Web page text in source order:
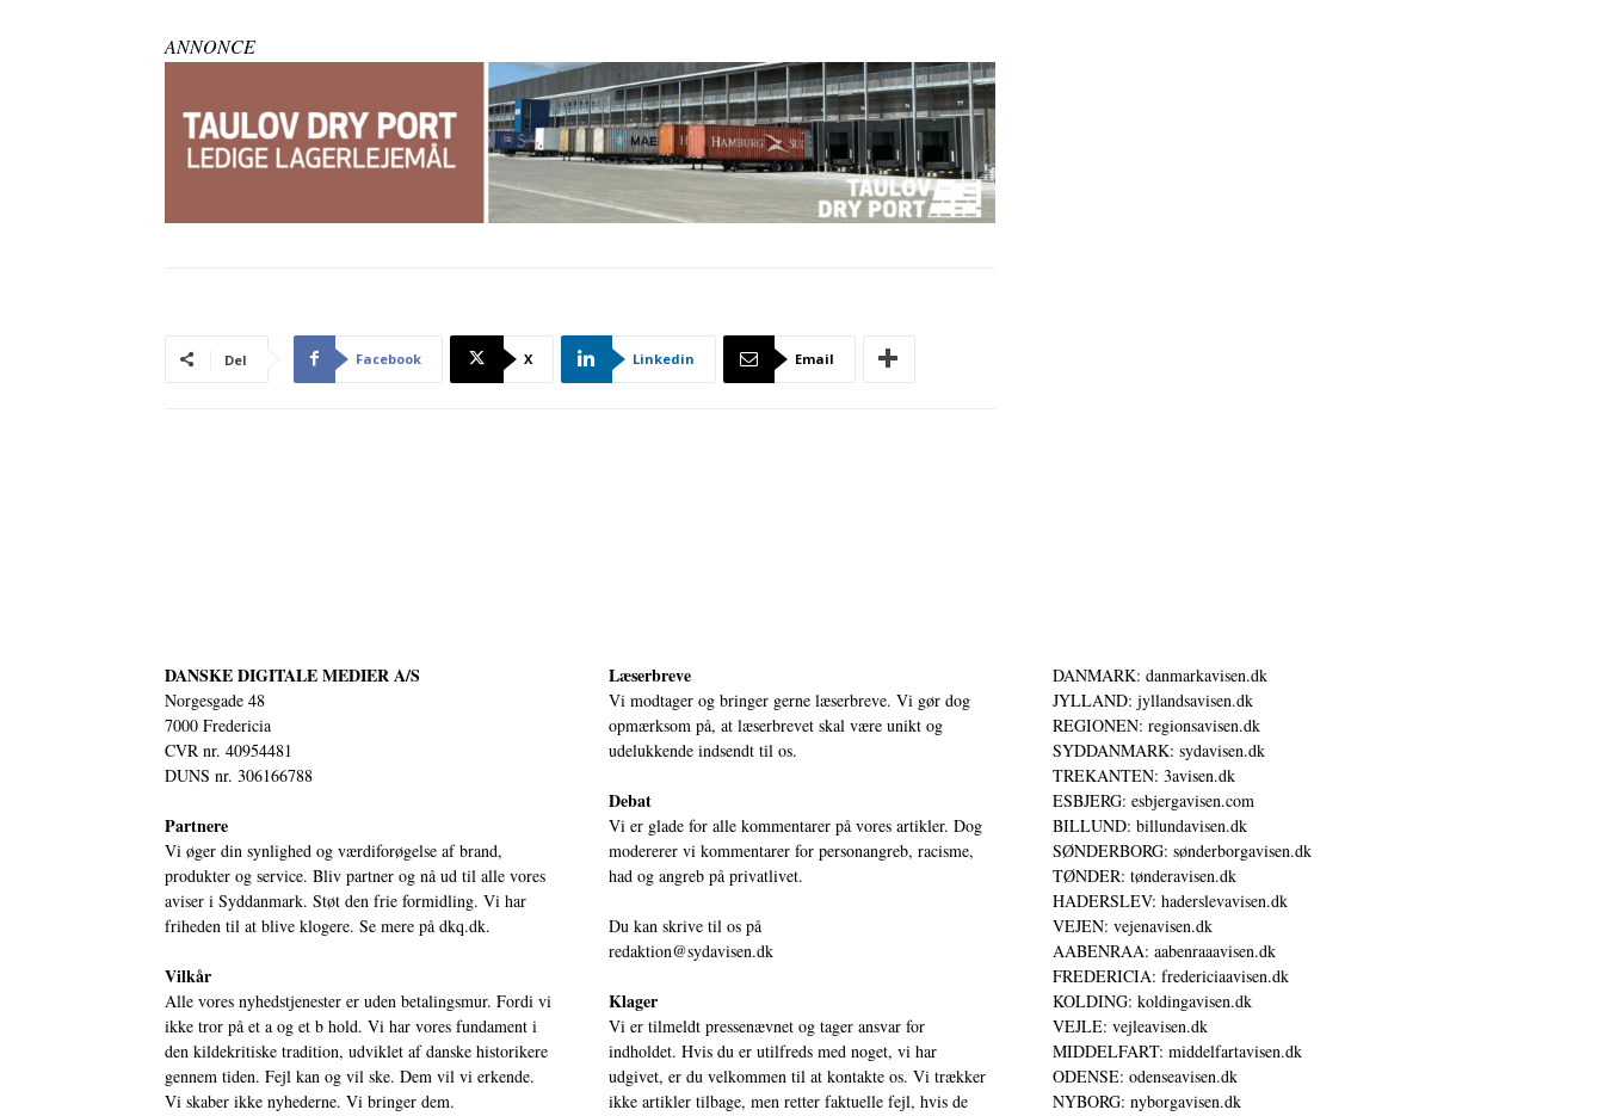
ANNONCE
Del Facebook X Linkedin Email
DANSKE DIGITALE MEDIER A/S
Norgesgade 48
7000 Fredericia
CVR nr. 40954481
DUNS nr. 306166788
Partnere
Vi øger din synlighed og værdiforøgelse af brand,
produkter og service. Bliv partner og nå ud til alle vores
aviser i Syddanmark. Støt den frie formidling. Vi har
friheden til at blive klogere. Se mere på dkq.dk.
Vilkår
Alle vores nyhedstjenester er uden betalingsmur. Fordi vi
ikke tror på et a og et b hold. Vi har vores fundament i
den kildekritiske tradition, udviklet af danske historikere
gennem tiden. Fejl kan og vil ske. Dem vil vi erkende.
Vi skaber ikke nyhederne. Vi bringer dem.
Læserbreve
Vi modtager og bringer gerne læserbreve. Vi gør dog
opmærksom på, at læserbrevet skal være unikt og
udelukkende indsendt til os.
Debat
Vi er glade for alle kommentarer på vores artikler. Dog
modererer vi kommentarer for personangreb, racisme,
had og angreb på privatlivet.
Du kan skrive til os på
redaktion@sydavisen.dk
Klager
Vi er tilmeldt pressenævnet og tager ansvar for
indholdet. Hvis du er utilfreds med noget, vi har
udgivet, er du velkommen til at kontakte os. Vi trækker
ikke artikler tilbage, men retter faktuelle fejl, hvis de
DANMARK: danmarkavisen.dk
JYLLAND: jyllandsavisen.dk
REGIONEN: regionsavisen.dk
SYDDANMARK: sydavisen.dk
TREKANTEN: 3avisen.dk
ESBJERG: esbjergavisen.com
BILLUND: billundavisen.dk
SØNDERBORG: sønderborgavisen.dk
TØNDER: tønderavisen.dk
HADERSLEV: haderslevavisen.dk
VEJEN: vejenavisen.dk
AABENRAA: aabenraaavisen.dk
FREDERICIA: fredericiaavisen.dk
KOLDING: koldingavisen.dk
VEJLE: vejleavisen.dk
MIDDELFART: middelfartavisen.dk
ODENSE: odenseavisen.dk
NYBORG: nyborgavisen.dk